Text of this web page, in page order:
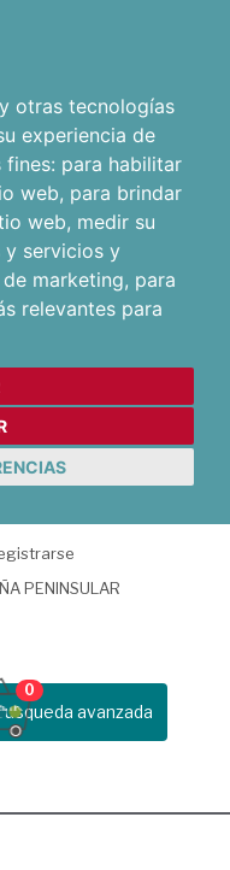
otras tecnologías
experiencia de
fines: para habilitar
web, para brindar
web, medir su
y servicios y
marketing, para
relevantes para
PENINSULAR
avanzada
0